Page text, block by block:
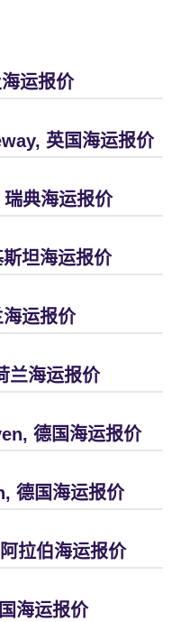
运报价
英国海运报价
典海运报价
坦海运报价
运报价
兰海运报价
德国海运报价
德国海运报价
拉伯海运报价
海运报价